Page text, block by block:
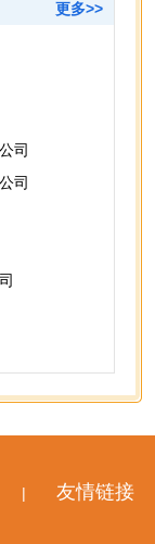
更多>>
司
司
| 友情链接